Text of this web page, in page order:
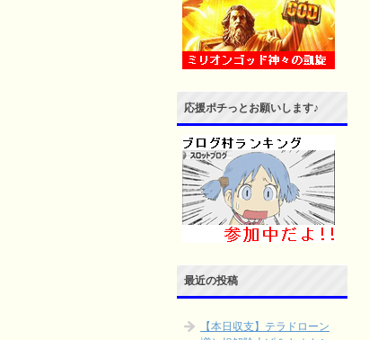
応援ポチっとお願いします♪
最近の投稿
【本日収支】テラドローン